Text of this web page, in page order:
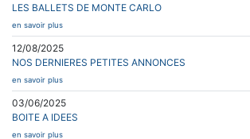
LES BALLETS DE MONTE CARLO
en savoir plus
12/08/2025
NOS DERNIERES PETITES ANNONCES
en savoir plus
03/06/2025
BOITE A IDEES
en savoir plus